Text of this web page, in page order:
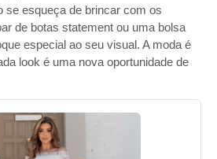
se esqueça de brincar com os
de botas statement ou uma bolsa
especial ao seu visual. A moda é
look é uma nova oportunidade de